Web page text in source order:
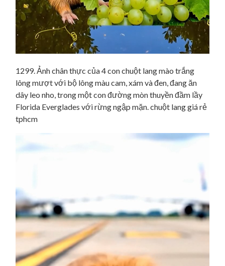
1299. Ảnh chân thực của 4 con chuột lang mào trắng
lông mượt với bộ lông màu cam, xám và đen, đang ăn
dây leo nho, trong một con đường mòn thuyền đầm lầy
Florida Everglades với rừng ngập mặn. chuột lang giá rẻ
tphcm